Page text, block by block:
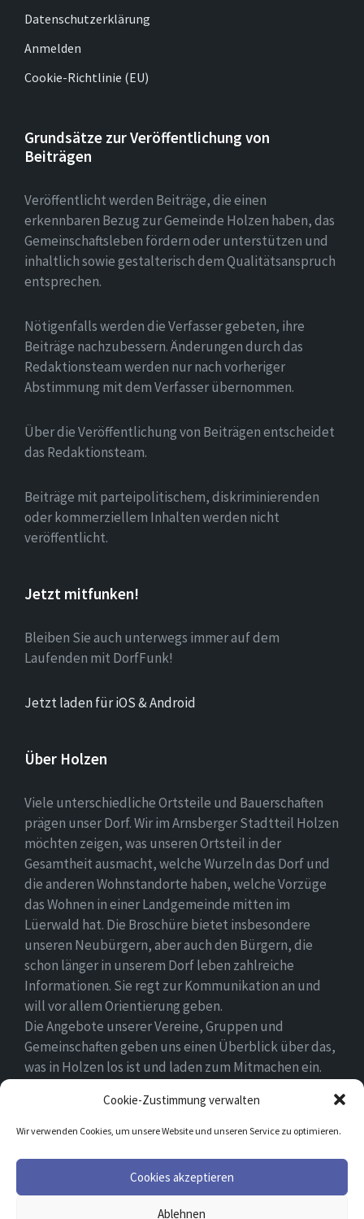
Cookie-Zustimmung verwalten
Wir verwenden Cookies, um unsere Website und unseren Service zu optimieren.
Cookies akzeptieren
Ablehnen
Datenschutzerklärung
Anmelden
Cookie-Richtlinie (EU)
Grundsätze zur Veröffentlichung von
Beiträgen
Veröffentlicht werden Beiträge, die einen
erkennbaren Bezug zur Gemeinde Holzen haben, das
Gemeinschaftsleben fördern oder unterstützen und
inhaltlich sowie gestalterisch dem Qualitätsanspruch
entsprechen.
Nötigenfalls werden die Verfasser gebeten, ihre
Beiträge nachzubessern. Änderungen durch das
Redaktionsteam werden nur nach vorheriger
Abstimmung mit dem Verfasser übernommen.
Über die Veröffentlichung von Beiträgen entscheidet
das Redaktionsteam.
Beiträge mit parteipolitischem, diskriminierenden
oder kommerziellem Inhalten werden nicht
veröffentlicht.
Jetzt mitfunken!
Bleiben Sie auch unterwegs immer auf dem
Laufenden mit DorfFunk!
Jetzt laden für iOS & Android
Über Holzen
Viele unterschiedliche Ortsteile und Bauerschaften
prägen unser Dorf. Wir im Arnsberger Stadtteil Holzen
möchten zeigen, was unseren Ortsteil in der
Gesamtheit ausmacht, welche Wurzeln das Dorf und
die anderen Wohnstandorte haben, welche Vorzüge
das Wohnen in einer Landgemeinde mitten im
Lüerwald hat. Die Broschüre bietet insbesondere
unseren Neubürgern, aber auch den Bürgern, die
schon länger in unserem Dorf leben zahlreiche
Informationen. Sie regt zur Kommunikation an und
will vor allem Orientierung geben.
Die Angebote unserer Vereine, Gruppen und
Gemeinschaften geben uns einen Überblick über das,
was in Holzen los ist und laden zum Mitmachen ein.
und hoffen, dass sie sich in ihrem Umfeld wohlfühlen.
Facebook